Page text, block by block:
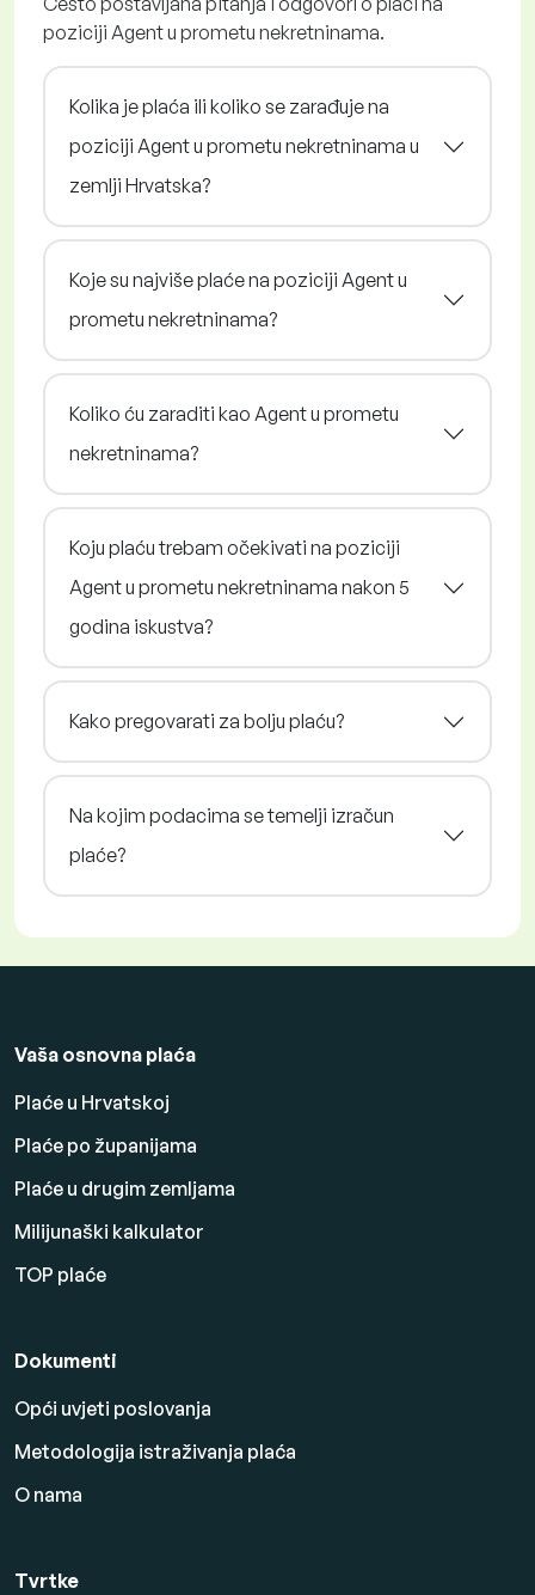
poziciji Agent u prometu nekretninama.
Kolika je plaća ili koliko se zarađuje na
poziciji Agent u prometu nekretninama u
zemlji Hrvatska?
Koje su najviše plaće na poziciji Agent u
prometu nekretninama?
Koliko ću zaraditi kao Agent u prometu
nekretninama?
Koju plaću trebam očekivati na poziciji
Agent u prometu nekretninama nakon 5
godina iskustva?
Kako pregovarati za bolju plaću?
Na kojim podacima se temelji izračun
plaće?
Vaša osnovna plaća
Plaće u Hrvatskoj
Plaće po županijama
Plaće u drugim zemljama
Milijunaški kalkulator
TOP plaće
Dokumenti
Opći uvjeti poslovanja
Metodologija istraživanja plaća
O nama
Tvrtke